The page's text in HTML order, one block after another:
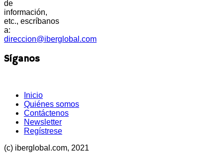
de
información,
etc., escríbanos
a:
direccion@iberglobal.com
Síganos
Inicio
Quiénes somos
Contáctenos
Newsletter
Regístrese
(c) iberglobal.com, 2021